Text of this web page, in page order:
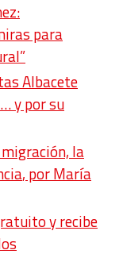
para
Albacete
y por su
la
, por María
y recibe